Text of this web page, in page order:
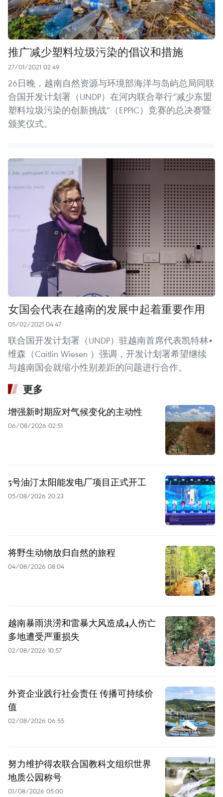
推广减少塑料垃圾污染的倡议和措施
27/01/2021 02:49
26日晚，越南自然资源与环境部海洋与岛屿总局同联
合国开发计划署（UNDP）在河内联合举行“减少东盟
塑料垃圾污染的创新挑战”（EPPIC）竞赛的总决赛暨
颁奖仪式。
女国会代表在越南的发展中起着重要作用
05/02/2021 04:47
联合国开发计划署（UNDP）驻越南首席代表凯特林•
维森（Caitlin Wiesen ）强调，开发计划署希望继续
与越南国会就缩小性别差距的问题进行合作。
更多
增强新时期应对气候变化的主动性
06/08/2026 02:51
5号油汀太阳能发电厂项目正式开工
05/08/2026 20:23
将野生动物放归自然的旅程
04/08/2026 08:04
越南暴雨洪涝和雷暴大风造成4人伤亡
多地遭受严重损失
02/08/2026 10:57
外资企业践行社会责任 传播可持续价
值
02/08/2026 06:55
努力维护得农联合国教科文组织世界
地质公园称号
01/08/2026 05:00